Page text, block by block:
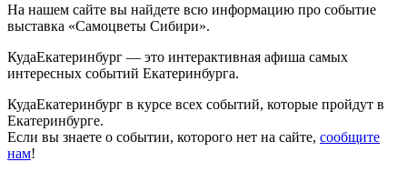
На нашем сайте вы найдете всю информацию про событие
выставка «Самоцветы Сибири».
КудаЕкатеринбург — это интерактивная афиша самых
интересных событий Екатеринбурга.
КудаЕкатеринбург в курсе всех событий, которые пройдут в
Екатеринбурге.
Если вы знаете о событии, которого нет на сайте, сообщите
нам!